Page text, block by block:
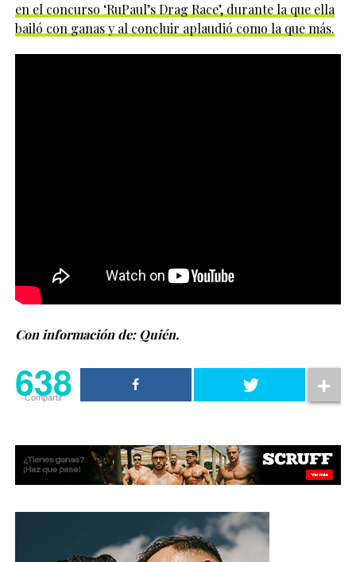
en el concurso ‘RuPaul’s Drag Race’, durante la que ella
bailó con ganas y al concluir aplaudió como la que más.
Con información de: Quién.
638
Compartir